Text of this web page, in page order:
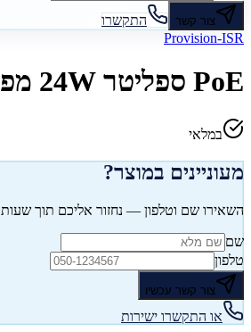
צור קשר
התקשרו
Provision-ISR
PoE ספליטר 24W מפצל חשמל ודטה | Provision-ISR
במלאי
מעוניינים במוצר?
השאירו שם וטלפון — נחזור אליכם תוך שעות
שם
טלפון
צור קשר עכשיו
או התקשרו ישירות